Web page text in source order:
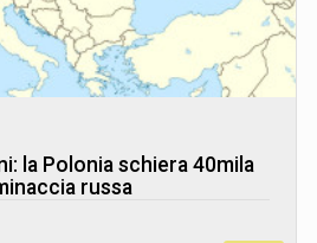
la Polonia schiera 40mila
russa